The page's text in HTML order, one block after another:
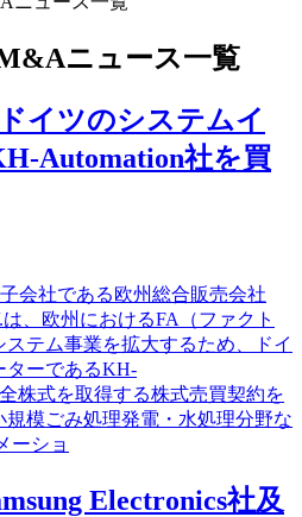
ニュース一覧
イツのシステムイ
Automation社を買
会社である欧州総合販売会社
は、欧州におけるFA（ファクト
テム事業を拡大するため、ドイ
ターであるKH-
全株式を取得する株式売買契約を
模ごみ処理発電・水処理分野な
ーショ
Electronics社及